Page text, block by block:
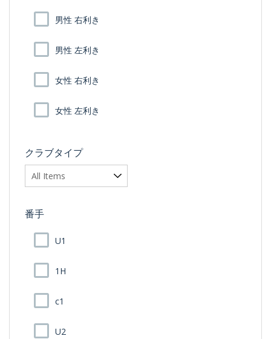
男性 右利き
男性 左利き
女性 右利き
女性 左利き
クラブタイプ
番手
U1
1H
c1
U2